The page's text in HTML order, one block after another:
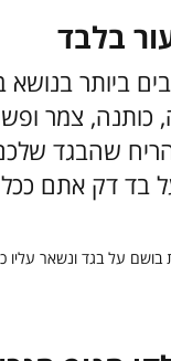
ביותר
כותנה, צמר
שהבגד
דק אתם ככל